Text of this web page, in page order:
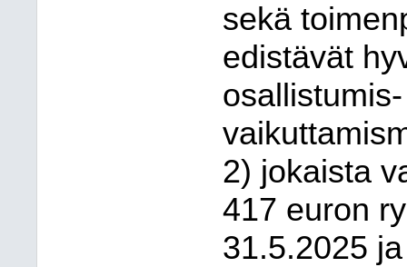
sekä
edistävät
2) jokaista
417 euron
31.5.2025